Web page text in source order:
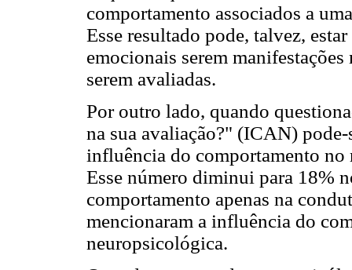
comportamento associados a
Esse resultado pode, talvez,
emocionais serem
serem avaliadas.
Por outro lado, quando
na sua avaliação?" (ICAN)
influência do comportamento
Esse número diminui para 18%
comportamento apenas na
mencionaram a influência do
neuropsicológica.